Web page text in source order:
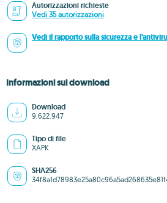
Autorizzazioni richieste
Vedi 35 autorizzazioni
Vedi il rapporto sulla sicurezza e
Informazioni sul download
Download
9.622.947
Tipo di file
XAPK
SHA256